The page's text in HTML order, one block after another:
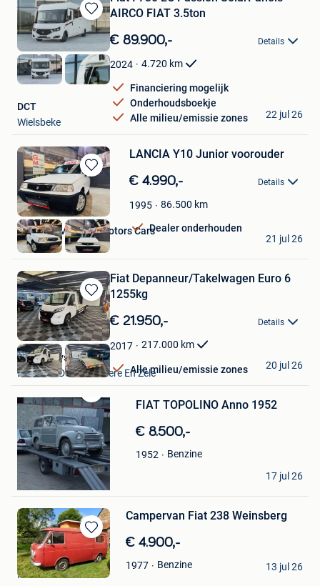
Bewaren
in
Favorieten
AIRCO FIAT 3.5ton
€ 89.900,- Details
2024 4.720 km
Financiering mogelijk
Onderhoudsboekje
Alle milieu/emissie zones
DCT
Wielsbeke
22 jul 26
Bewaren
in
Mijn
Favorieten
LANCIA Y10 Junior voorouder
€ 4.990,- Details
1995 86.500 km
Dealer onderhouden
Gabriele Mazzara Motors Cars
Jemeppe
21 jul 26
Bewaren
in
Mijn
Favorieten
Fiat Depanneur/Takelwagen Euro 6
1255kg
€ 21.950,- Details
2017 217.000 km
Alle milieu/emissie zones
Auto Denys
Lokeren+Deel Overmere En Zele
20 jul 26
Bewaren
in
Mijn
Favorieten
FIAT TOPOLINO Anno 1952
€ 8.500,-
1952
Benzine
Gran Sasso
17 jul 26
Bewaren
in
Mijn
Favorieten
Campervan Fiat 238 Weinsberg
€ 4.900,-
1977 Benzine
Laurence
Mons
13 jul 26